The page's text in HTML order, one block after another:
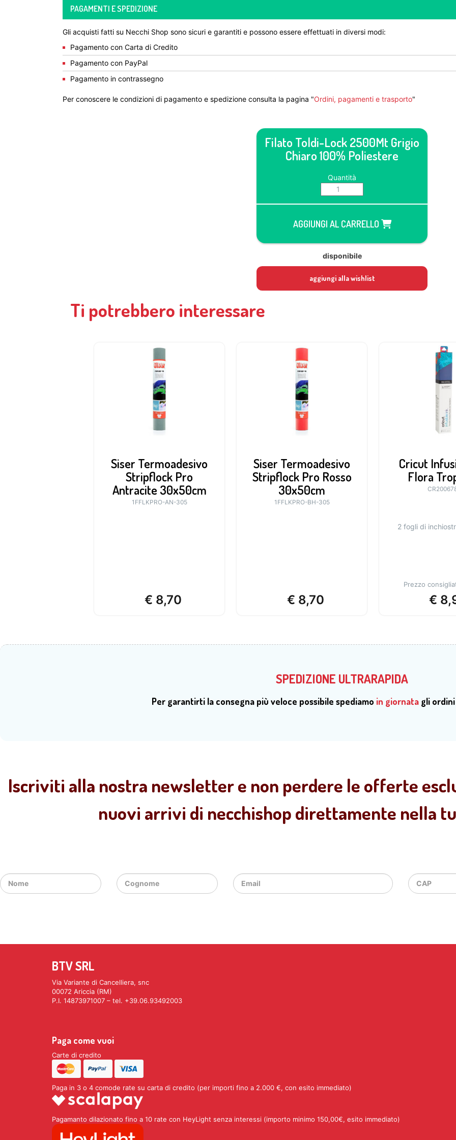
PAGAMENTI E SPEDIZIONE
Gli acquisti fatti su Necchi Shop sono sicuri e garantiti e possono essere effettuati in diversi modi:
Pagamento con Carta di Credito
Pagamento con PayPal
Pagamento in contrassegno
Per conoscere le condizioni di pagamento e spedizione consulta la pagina "Ordini, pagamenti e trasporto"
Filato Toldi-Lock 2500Mt Grigio
Chiaro 100% Poliestere
Quantità
AGGIUNGI AL CARRELLO
disponibile
aggiungi alla wishlist
Ti potrebbero interessare
Siser Termoadesivo
Stripflock Pro
Antracite 30x50cm
1FFLKPRO-AN-305
€ 8,70
Siser Termoadesivo
Stripflock Pro Rosso
30x50cm
1FFLKPRO-BH-305
€ 8,70
Cricut
Flora
2 fogli di
Prezzo
€
SPEDIZIONE ULTRARAPIDA
Per garantirti la consegna più veloce possibile spediamo in giornatagli ordini
Iscriviti alla nostra newsletter e non perdere le offerte
nuovi arrivi di necchishop direttamente nella
BTV SRL
Via Variante di Cancelliera, snc
00072 Ariccia (RM)
P.I. 14873971007 – tel. +39.06.93492003
Paga come vuoi
Carte di credito
Paga in 3 o 4 comode rate su carta di credito (per importi fino a 2.000 €, con esito immediato)
Pagamanto dilazionato fino a 10 rate con HeyLight senza interessi (importo minimo 150,00€, esito immediato)